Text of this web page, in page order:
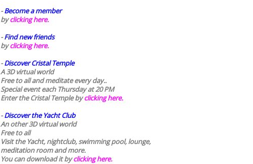
-Become a member
byclicking here.
-Find new friends
byclicking here.
-Discover Cristal Temple
A 3D virtual world
Free to all and meditate every day..
Special event each Thursday at 20 PM
Enter the Cristal Temple byclicking here.
-Discover the Yacht Club
An other 3D virtual world
Free to all
Visit the Yacht, nightclub, swimming pool, lounge,
meditation room and more.
You can download it byclicking here.